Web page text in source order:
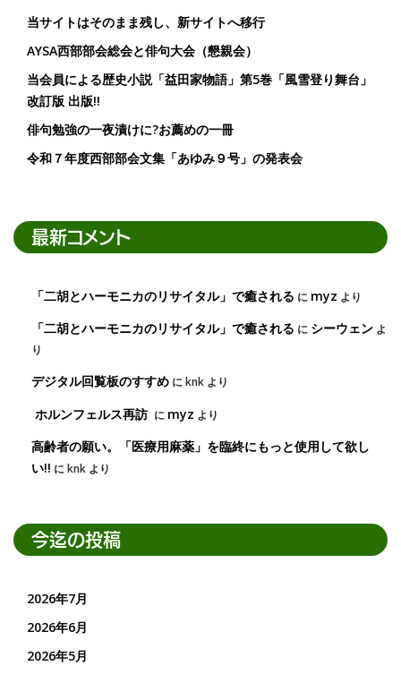
当サイトはそのまま残し、新サイトへ移行
AYSA西部部会総会と俳句大会（懇親会）
当会員による歴史小説「益田家物語」第5巻「風雪登り舞台」
改訂版 出版!!
俳句勉強の一夜漬けに?お薦めの一冊
令和７年度西部部会文集「あゆみ９号」の発表会
最新コメント
「二胡とハーモニカのリサイタル」で癒される に myz より
「二胡とハーモニカのリサイタル」で癒される に シーウェン よ
り
デジタル回覧板のすすめ にknk より
ホルンフェルス再訪 に myz より
高齢者の願い。「医療用麻薬」を臨終にもっと使用して欲し
い!! にknk より
今迄の投稿
2026年7月
2026年6月
2026年5月